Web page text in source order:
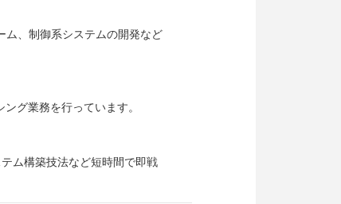
ム、制御系システムの開発など
グ業務を行っています。
ム構築技法など短時間で即戦